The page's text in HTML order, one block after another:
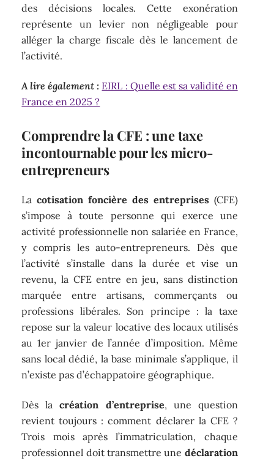
des décisions locales. Cette exonération
représente un levier non négligeable pour
alléger la charge fiscale dès le lancement de
l’activité.
A lire également : EIRL : Quelle est sa validité en
France en 2025 ?
Comprendre la CFE : une taxe
incontournable pour les micro-
entrepreneurs
Lacotisation foncière des entreprises(CFE)
s’impose à toute personne qui exerce une
activité professionnelle non salariée en France,
y compris les auto-entrepreneurs. Dès que
l’activité s’installe dans la durée et vise un
revenu, la CFE entre en jeu, sans distinction
marquée entre artisans, commerçants ou
professions libérales. Son principe : la taxe
repose sur la valeur locative des locaux utilisés
au 1er janvier de l’année d’imposition. Même
sans local dédié, la base minimale s’applique, il
n’existe pas d’échappatoire géographique.
Dès lacréation d’entreprise, une question
revient toujours : comment déclarer la CFE ?
Trois mois après l’immatriculation, chaque
professionnel doit transmettre une déclaration